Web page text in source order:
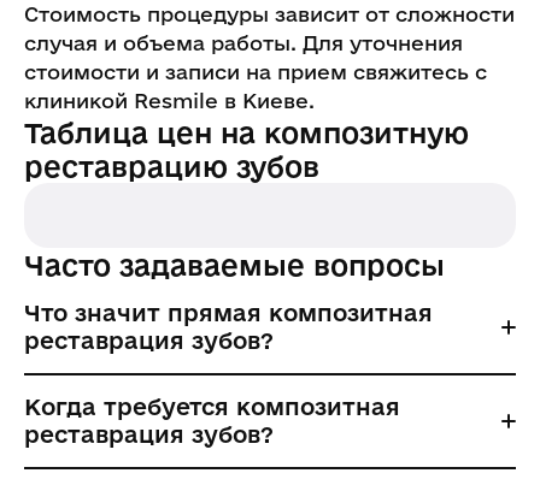
Стоимость процедуры зависит от сложности
случая и объема работы. Для уточнения
стоимости и записи на прием свяжитесь с
клиникой Resmile в Киеве.
Таблица цен на композитную
реставрацию зубов
Часто задаваемые вопросы
Что значит прямая композитная
реставрация зубов?
Когда требуется композитная
реставрация зубов?